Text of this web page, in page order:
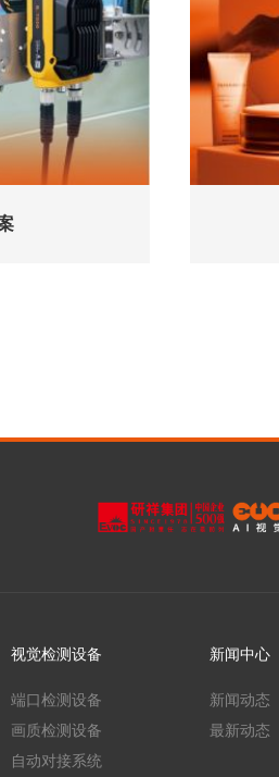
视觉检测设备
端口检测设备
画质检测设备
自动对接系统
新闻中心
新闻动态
最新动态